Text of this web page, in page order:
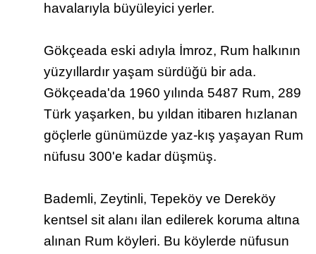
ha­va­la­rıy­la bü­yü­le­yi­ci yer­ler.
Gökçeada eski adıyla İmroz, Rum halkının
yüzyıllardır yaşam sürdüğü bir ada.
Gökçeada'da 1960 yılında 5487 Rum, 289
Türk yaşarken, bu yıldan itibaren hızlanan
göçlerle günümüzde yaz-kış yaşayan Rum
nüfusu 300'e kadar düşmüş.
Bademli, Zeytinli, Tepeköy ve Dereköy
kentsel sit alanı ilan edilerek koruma altına
alınan Rum köyleri. Bu köylerde nüfusun